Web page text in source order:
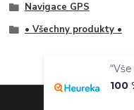
Navigace GPS
• Všechny produkty •
100